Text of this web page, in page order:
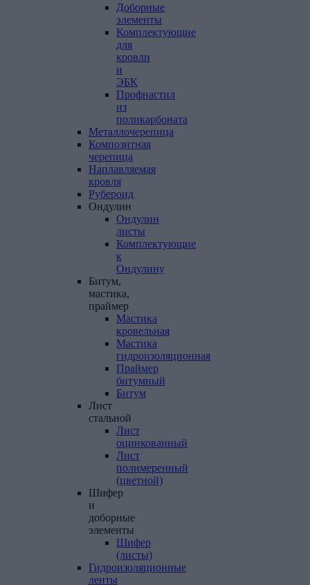
Доборные
элементы
Комплектующие
для
кровли
и
ЭБК
Профнастил
из
поликарбоната
Металлочерепица
Композитная
черепица
Наплавляемая
кровля
Рубероид
Ондулин
Ондулин
листы
Комплектующие
к
Ондулину
Битум,
мастика,
праймер
Мастика
кровельная
Мастика
гидроизоляционная
Праймер
битумный
Битум
Лист
стальной
Лист
оцинкованный
Лист
полимеренный
(цветной)
Шифер
и
доборные
элементы
Шифер
(листы)
Гидроизоляционные
ленты